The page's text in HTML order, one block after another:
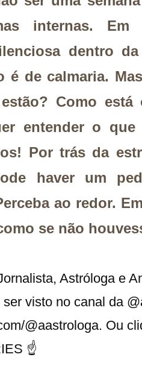
internas. Em
dentro
é de calmaria.
Como
entender o
Por trás da
haver um
ao redor.
se não
Astróloga e
visto no canal da
@aastrologa. Ou
☝